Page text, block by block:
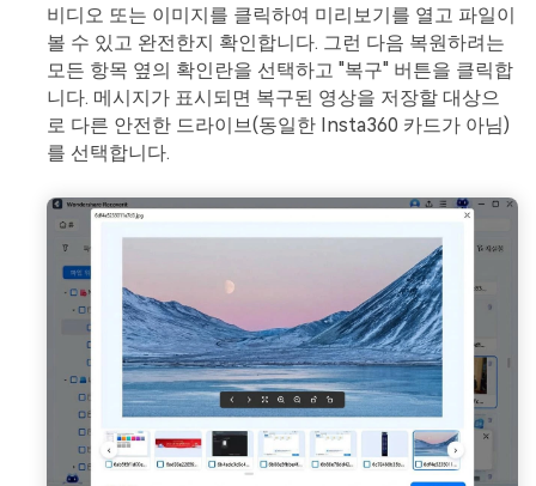
비디오 또는 이미지를 클릭하여 미리보기를 열고 파일이
볼 수 있고 완전한지 확인합니다. 그런 다음 복원하려는
모든 항목 옆의 확인란을 선택하고 "복구" 버튼을 클릭합
니다. 메시지가 표시되면 복구된 영상을 저장할 대상으
로 다른 안전한 드라이브(동일한 Insta360 카드가 아님)
를 선택합니다.